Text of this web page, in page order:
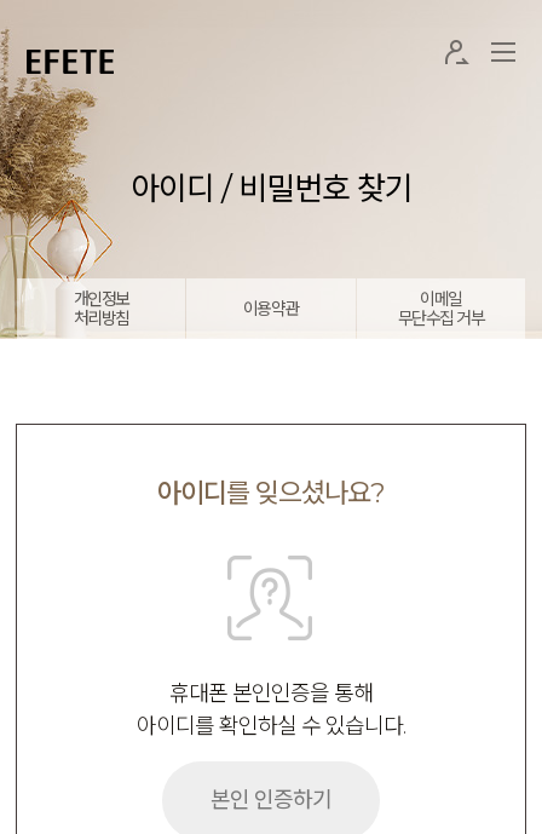
아이디 / 비밀번호 찾기
개인정보
처리방침
이용약관
이메일
무단수집 거부
아이디 를 잊으셨나요?
휴대폰 본인인증을 통해
아이디를 확인하실 수 있습니다.
본인 인증하기